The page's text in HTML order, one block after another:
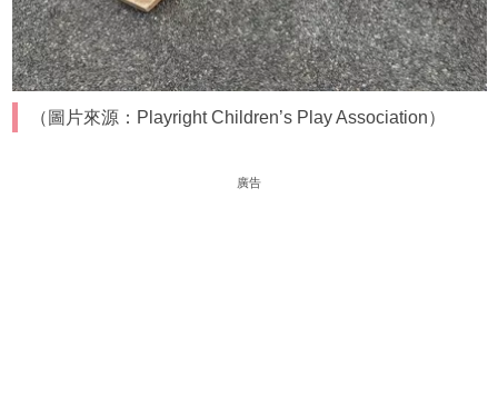
（圖片來源：Playright Children’s Play Association）
廣告